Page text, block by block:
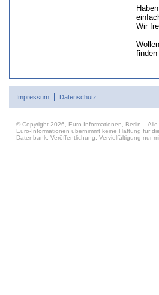
Wir
Impressum Datenschutz
© Copyright 2026, Euro-Informationen, Berlin – Alle
Euro-Informationen übernimmt keine Haftung für
Datenbank, Veröffentlichung, Vervielfältigung nur